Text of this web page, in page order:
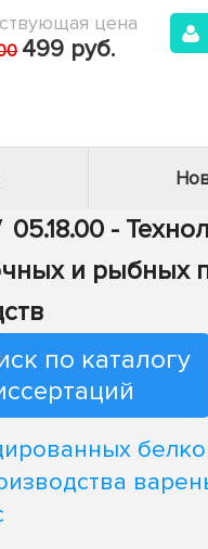
цена
499 руб.
05.18.00 -
и рыбных
по каталогу